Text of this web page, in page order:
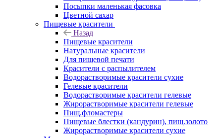
Посыпки маленькая фасовка
Цветной сахар
Пищевые красители
Назад
Пищевые красители
Натуральные красители
Для пищевой печати
Красители с распылителем
Водорастворимые красители сухие
Гелевые красители
Водорастворимые красители гелевые
Жирорастворимые красители гелевые
Пищ.фломастеры
Пищевые блестки (кандурин), пищ.золото
Жирорастворимые красители сухие